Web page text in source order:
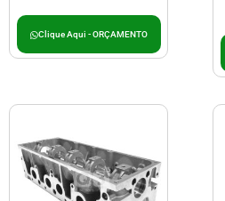
Clique Aqui - ORÇAMENTO